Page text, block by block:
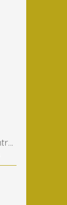
Frederic LECLERC EI (Entreprise Individuelle)